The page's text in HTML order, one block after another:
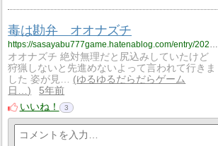
毒は勘弁 オオナズチ
https://sasayabu777game.hatenablog.com/entry/2021/05/29/170000
オオナズチ 絶対無理だと尻込みしていたけど
狩猟しないと先進めないよって言われて行きま
した 姿が見…
ゆるゆるだらだらゲーム
日…
5年前
いいね！
3